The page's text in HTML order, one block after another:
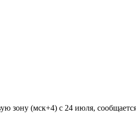
зону (мск+4) с 24 июля,